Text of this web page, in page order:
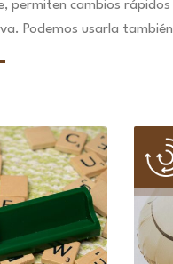
permiten cambios
Podemos usarla